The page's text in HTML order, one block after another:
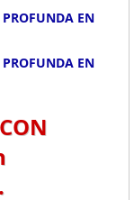
EN
EN